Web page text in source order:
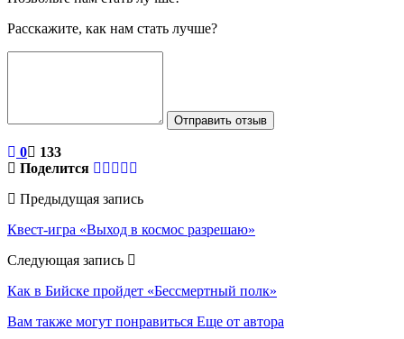
Расскажите, как нам стать лучше?
Отправить отзыв
0
133
Поделится
Предыдущая запись
Квест-игра «Выход в космос разрешаю»
Следующая запись
Как в Бийске пройдет «Бессмертный полк»
Вам также могут понравиться Еще от автора